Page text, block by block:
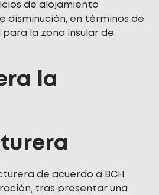
de alojamiento
disminución, en términos de
la zona insular de
la
de acuerdo a BCH
tras presentar una